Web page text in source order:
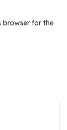
browser for the